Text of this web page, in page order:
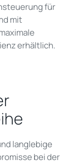
für
mit
erhältlich.
langlebige
bei der